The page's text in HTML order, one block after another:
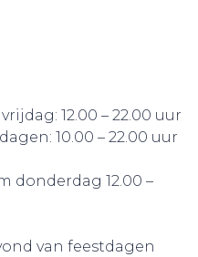
12.00 – 22.00 uur
10.00 – 22.00 uur
donderdag 12.00 –
van feestdagen